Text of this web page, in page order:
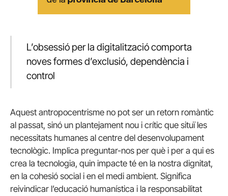
L’obsessió per la digitalització comporta
noves formes d’exclusió, dependència i
control
Aquest antropocentrisme no pot ser un retorn romàntic
al passat, sinó un plantejament nou i crític que situï les
necessitats humanes al centre del desenvolupament
tecnològic. Implica preguntar-nos per què i per a qui es
crea la tecnologia, quin impacte té en la nostra dignitat,
en la cohesió social i en el medi ambient. Significa
reivindicar l’educació humanística i la responsabilitat